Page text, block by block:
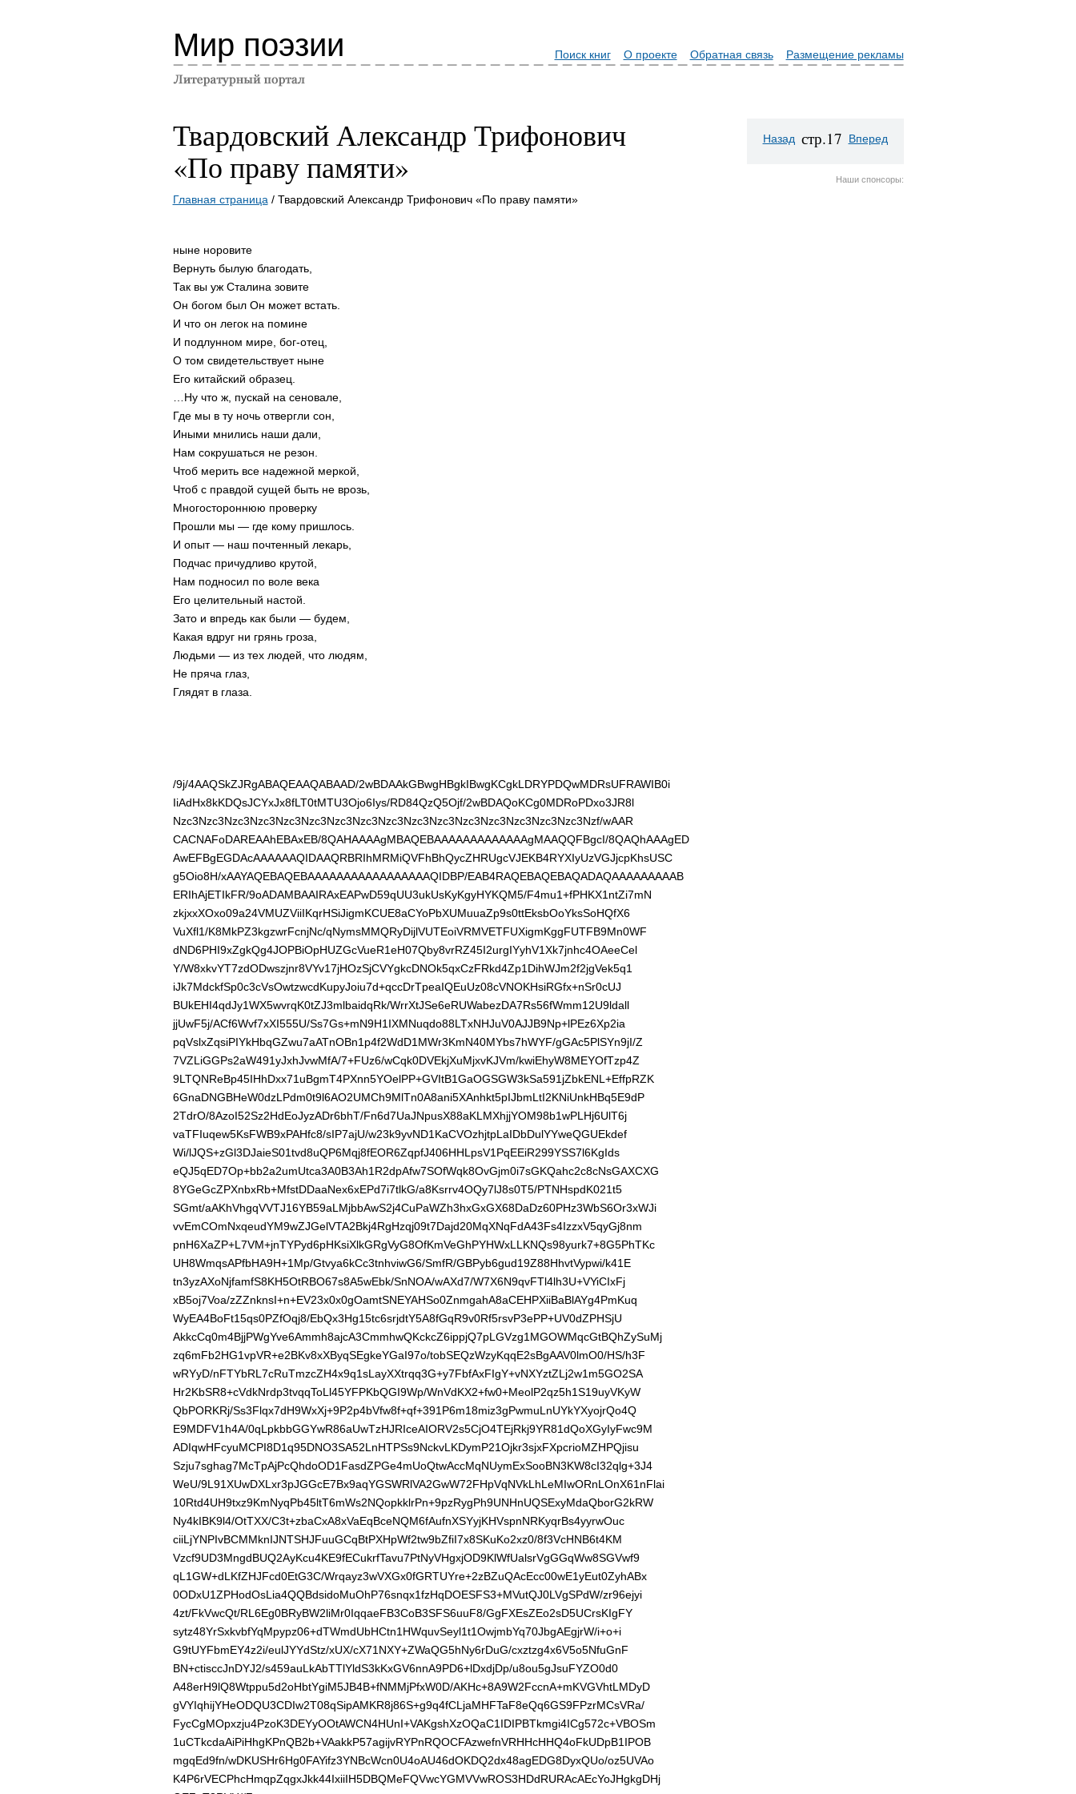
Мир поэзии Поиск книг О проекте Обратная связь Размещение рекламы
Твардовский Александр Трифонович
«По праву памяти»
Главная страница / Твардовский Александр Трифонович «По праву памяти»
ныне норовите
Вернуть былую благодать,
Так вы уж Сталина зовите
Он богом был Он может встать.
И что он легок на помине
И подлунном мире, бог-отец,
О том свидетельствует ныне
Его китайский образец.
…Ну что ж, пускай на сеновале,
Где мы в ту ночь отвергли сон,
Иными мнились наши дали,
Нам сокрушаться не резон.
Чтоб мерить все надежной меркой,
Чтоб с правдой сущей быть не врозь,
Многостороннюю проверку
Прошли мы — где кому пришлось.
И опыт — наш почтенный лекарь,
Подчас причудливо крутой,
Нам подносил по воле века
Его целительный настой.
Зато и впредь как были — будем,
Какая вдруг ни грянь гроза,
Людьми — из тех людей, что людям,
Не пряча глаз,
Глядят в глаза.
/9j/4AAQSkZJRgABAQEAAQABAAD/2wBDAAkGBwgHBgkIBwgKCgkLDRYPDQwMDRsUFRAWIB0i
IiAdHx8kKDQsJCYxJx8fLT0tMTU3Ojo6Iys/RD84QzQ5Ojf/2wBDAQoKCg0MDRoPDxo3JR8l
Nzc3Nzc3Nzc3Nzc3Nzc3Nzc3Nzc3Nzc3Nzc3Nzc3Nzc3Nzc3Nzc3Nzc3Nzc3Nzc3Nzf/wAAR
CACNAFoDAREAAhEBAxEB/8QAHAAAAgMBAQEBAAAAAAAAAAAAAgMAAQQFBgcI/8QAQhAAAgED
AwEFBgEGDAcAAAAAAQIDAAQRBRIhMRMiQVFhBhQycZHRUgcVJEKB4RYXIyUzVGJjcpKhsUSC
g5Oio8H/xAAYAQEBAQEBAAAAAAAAAAAAAAAAAQIDBP/EAB4RAQEBAQEBAQADAQAAAAAAAAAB
ERIhAjETIkFR/9oADAMBAAIRAxEAPwD59qUU3ukUsKyKgyHYKQM5/F4mu1+fPHKX1ntZi7mN
zkjxxXOxo09a24VMUZViiIKqrHSiJigmKCUE8aCYoPbXUMuuaZp9s0ttEksbOoYksSoHQfX6
VuXfl1/K8MkPZ3kgzwrFcnjNc/qNymsMMQRyDijlVUTEoiVRMVETFUXigmKggFUTFB9Mn0WF
dND6PHI9xZgkQg4JOPBiOpHUZGcVueR1eH07Qby8vrRZ45I2urgIYyhV1Xk7jnhc4OAeeCel
Y/W8xkvYT7zdODwszjnr8VYv17jHOzSjCVYgkcDNOk5qxCzFRkd4Zp1DihWJm2f2jgVek5q1
iJk7MdckfSp0c3cVsOwtzwcdKupyJoiu7d+qccDrTpeaIQEuUz08cVNOKHsiRGfx+nSr0cUJ
BUkEHI4qdJy1WX5wvrqK0tZJ3mlbaidqRk/WrrXtJSe6eRUWabezDA7Rs56fWmm12U9ldall
jjUwF5j/ACf6Wvf7xXI555U/Ss7Gs+mN9H1IXMNuqdo88LTxNHJuV0AJJB9Np+lPEz6Xp2ia
pqVslxZqsiPIYkHbqGZwu7aATnOBn1p4f2WdD1MWr3KmN40MYbs7hWYF/gGAc5PlSYn9jI/Z
7VZLiGGPs2aW491yJxhJvwMfA/7+FUz6/wCqk0DVEkjXuMjxvKJVm/kwiEhyW8MEYOfTzp4Z
9LTQNReBp45IHhDxx71uBgmT4PXnn5YOelPP+GVItB1GaOGSGW3kSa591jZbkENL+EffpRZK
6GnaDNGBHeW0dzLPdm0t9l6AO2UMCh9MlTn0A8ani5XAnhkt5pIJbmLtI2KNiUnkHBq5E9dP
2TdrO/8AzoI52Sz2HdEoJyzADr6bhT/Fn6d7UaJNpusX88aKLMXhjjYOM98b1wPLHj6UlT6j
vaTFIuqew5KsFWB9xPAHfc8/sIP7ajU/w23k9yvND1KaCVOzhjtpLaIDbDulYYweQGUEkdef
Wi/lJQS+zGl3DJaieS01tvd8uQP6Mqj8fEOR6ZqpfJ406HHLpsV1PqEEiR299YSS7l6KgIds
eQJ5qED7Op+bb2a2umUtca3A0B3Ah1R2dpAfw7SOfWqk8OvGjm0i7sGKQahc2c8cNsGAXCXG
8YGeGcZPXnbxRb+MfstDDaaNex6xEPd7i7tlkG/a8Ksrrv4OQy7lJ8s0T5/PTNHspdK021t5
SGmt/aAKhVhgqVVTJ16YB59aLMjbbAwS2j4CuPaWZh3hxGxGX68DaDz60PHz3WbS6Or3xWJi
vvEmCOmNxqeudYM9wZJGelVTA2Bkj4RgHzqj09t7Dajd20MqXNqFdA43Fs4IzzxV5qyGj8nm
pnH6XaZP+L7VM+jnTYPyd6pHKsiXlkGRgVyG8OfKmVeGhPYHWxLLKNQs98yurk7+8G5PhTKc
UH8WmqsAPfbHA9H+1Mp/Gtvya6kCc3tnhviwG6/SmfR/GBPyb6gud19Z88HhvtVypwi/k41E
tn3yzAXoNjfamfS8KH5OtRBO67s8A5wEbk/SnNOA/wAXd7/W7X6N9qvFTl4lh3U+VYiCIxFj
xB5oj7Voa/zZZnknsI+n+EV23x0x0gOamtSNEYAHSo0ZnmgahA8aCEHPXiiBaBlAYg4PmKuq
WyEA4BoFt15qs0PZfOqj8/EbQx3Hg15tc6srjdtY5A8fGqR9v0Rf5rsvP3ePP+UV0dZPHSjU
AkkcCq0m4BjjPWgYve6Ammh8ajcA3CmmhwQKckcZ6ippjQ7pLGVzg1MGOWMqcGtBQhZySuMj
zq6mFb2HG1vpVR+e2BKv8xXByqSEgkeYGaI97o/tobSEQzWzyKqqE2sBgAAV0lmO0/HS/h3F
wRYyD/nFTYbRL7cRuTmzcZH4x9q1sLayXXtrqq3G+y7FbfAxFIgY+vNXYztZLj2w1m5GO2SA
Hr2KbSR8+cVdkNrdp3tvqqToLl45YFPKbQGI9Wp/WnVdKX2+fw0+MeolP2qz5h1S19uyVKyW
QbPORKRj/Ss3Flqx7dH9WxXj+9P2p4bVfw8f+qf+391P6m18miz3gPwmuLnUYkYXyojrQo4Q
E9MDFV1h4A/0qLpkbbGGYwR86aUwTzHJRIceAIORV2s5CjO4TEjRkj9YR81dQoXGyIyFwc9M
ADIqwHFcyuMCPI8D1q95DNO3SA52LnHTPSs9NckvLKDymP21Ojkr3sjxFXpcrioMZHPQjisu
Szju7sghag7McTpAjPcQhdoOD1FasdZPGe4mUoQtwAccMqNUymExSooBN3KW8cI32qlg+3J4
WeU/9L91XUwDXLxr3pJGGcE7Bx9aqYGSWRlVA2GwW72FHpVqNVkLhLeMIwORnLOnX61nFlai
10Rtd4UH9txz9KmNyqPb45ltT6mWs2NQopkklrPn+9pzRygPh9UNHnUQSExyMdaQborG2kRW
Ny4kIBK9l4/OtTXX/C3t+zbaCxA8xVaEqBceNQM6fAufnXSYyjKHVspnNRKyqrBs4yyrwOuc
ciiLjYNPIvBCMMknIJNTSHJFuuGCqBtPXHpWf2tw9bZfiI7x8SKuKo2xz0/8f3VcHNB6t4KM
Vzcf9UD3MngdBUQ2AyKcu4KE9fECukrfTavu7PtNyVHgxjOD9KlWfUalsrVgGGqWw8SGVwf9
qL1GW+dLKfZHJFcd0EtG3C/Wrqayz3wVXGx0fGRTUYre+2zBZuQAcEcc00wE1yEut0ZyhABx
0ODxU1ZPHodOsLia4QQBdsidoMuOhP76snqx1fzHqDOESFS3+MVutQJ0LVgSPdW/zr96ejyi
4zt/FkVwcQt/RL6Eg0BRyBW2liMr0IqqaeFB3CoB3SFS6uuF8/GgFXEsZEo2sD5UCrsKIgFY
sytz48YrSxkvbfYqMpypz06+dTWmdUbHCtn1HWquvSeyl1t1OwjmbYq70JbgAEgjrW/i+o+i
G9tUYFbmEY4z2i/eulJYYdStz/xUX/cX71NXY+ZWaQG5hNy6rDuG/cxztzg4x6V5o5NfuGnF
BN+ctisccJnDYJ2/s459auLkAbTTlYldS3kKxGV6nnA9PD6+lDxdjDp/u8ou5gJsuFYZO0d0
A48erH9lQ8Wtppu5d2oHbtYgiM5JB4B+fNMMjPfxW0D/AKHc+8A9W2FccnA+mKVGVhtLMDyD
gVYIqhijYHeODQU3CDIw2T08qSipAMKR8j86S+g9q4fCLjaMHFTaF8eQq6GS9FPzrMCsVRa/
FycCgMOpxzju4PzoK3DEYyOOtAWCN4HUnI+VAKgshXzOQaC1IDIPBTkmgi4ICg572c+VBOSm
1uCTkcdaAiPiHhgKPnQB2b+VAakkP57agijvRYPnRQOCFAzwefnVRHHcHHQ4oFkUDpB1IPOB
mgqEd9fn/wDKUSHr6Hg0FAYifz3YNBcWcn0U4oAU46dOKDQ2dx48agEDG8DyxQUo/oz5UVAo
K4P6rVECPhcHmqpZqgxJkk44IxiiIH5DBQMeFQVwcYGMVVwROS3HDdRURAcAEcYoJHgkgDHj
Назад стр.17 Вперед
Наши спонсоры: